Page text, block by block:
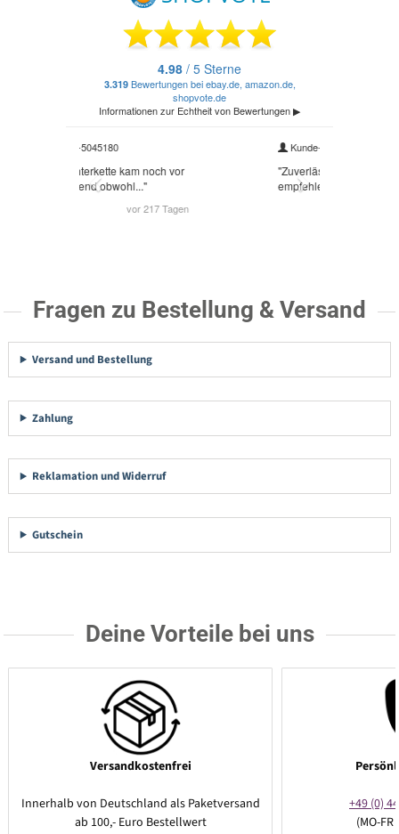
Fragen zu Bestellung & Versand
Versand und Bestellung
Zahlung
Reklamation und Widerruf
Gutschein
Deine Vorteile bei uns
Versandkostenfrei
Innerhalb von Deutschland als Paketversand
ab 100,- Euro Bestellwert
+49 (0)
(MO-